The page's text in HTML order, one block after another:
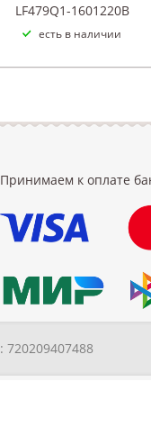
LF479Q1-1601220B
есть в наличии
Принимаем к оплате